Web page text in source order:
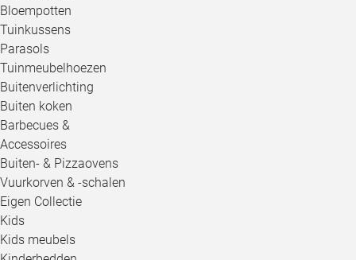
Bloempotten
Tuinkussens
Parasols
Tuinmeubelhoezen
Buitenverlichting
Buiten koken
Barbecues &
Accessoires
Buiten- & Pizzaovens
Vuurkorven & -schalen
Eigen Collectie
Kids
Kids meubels